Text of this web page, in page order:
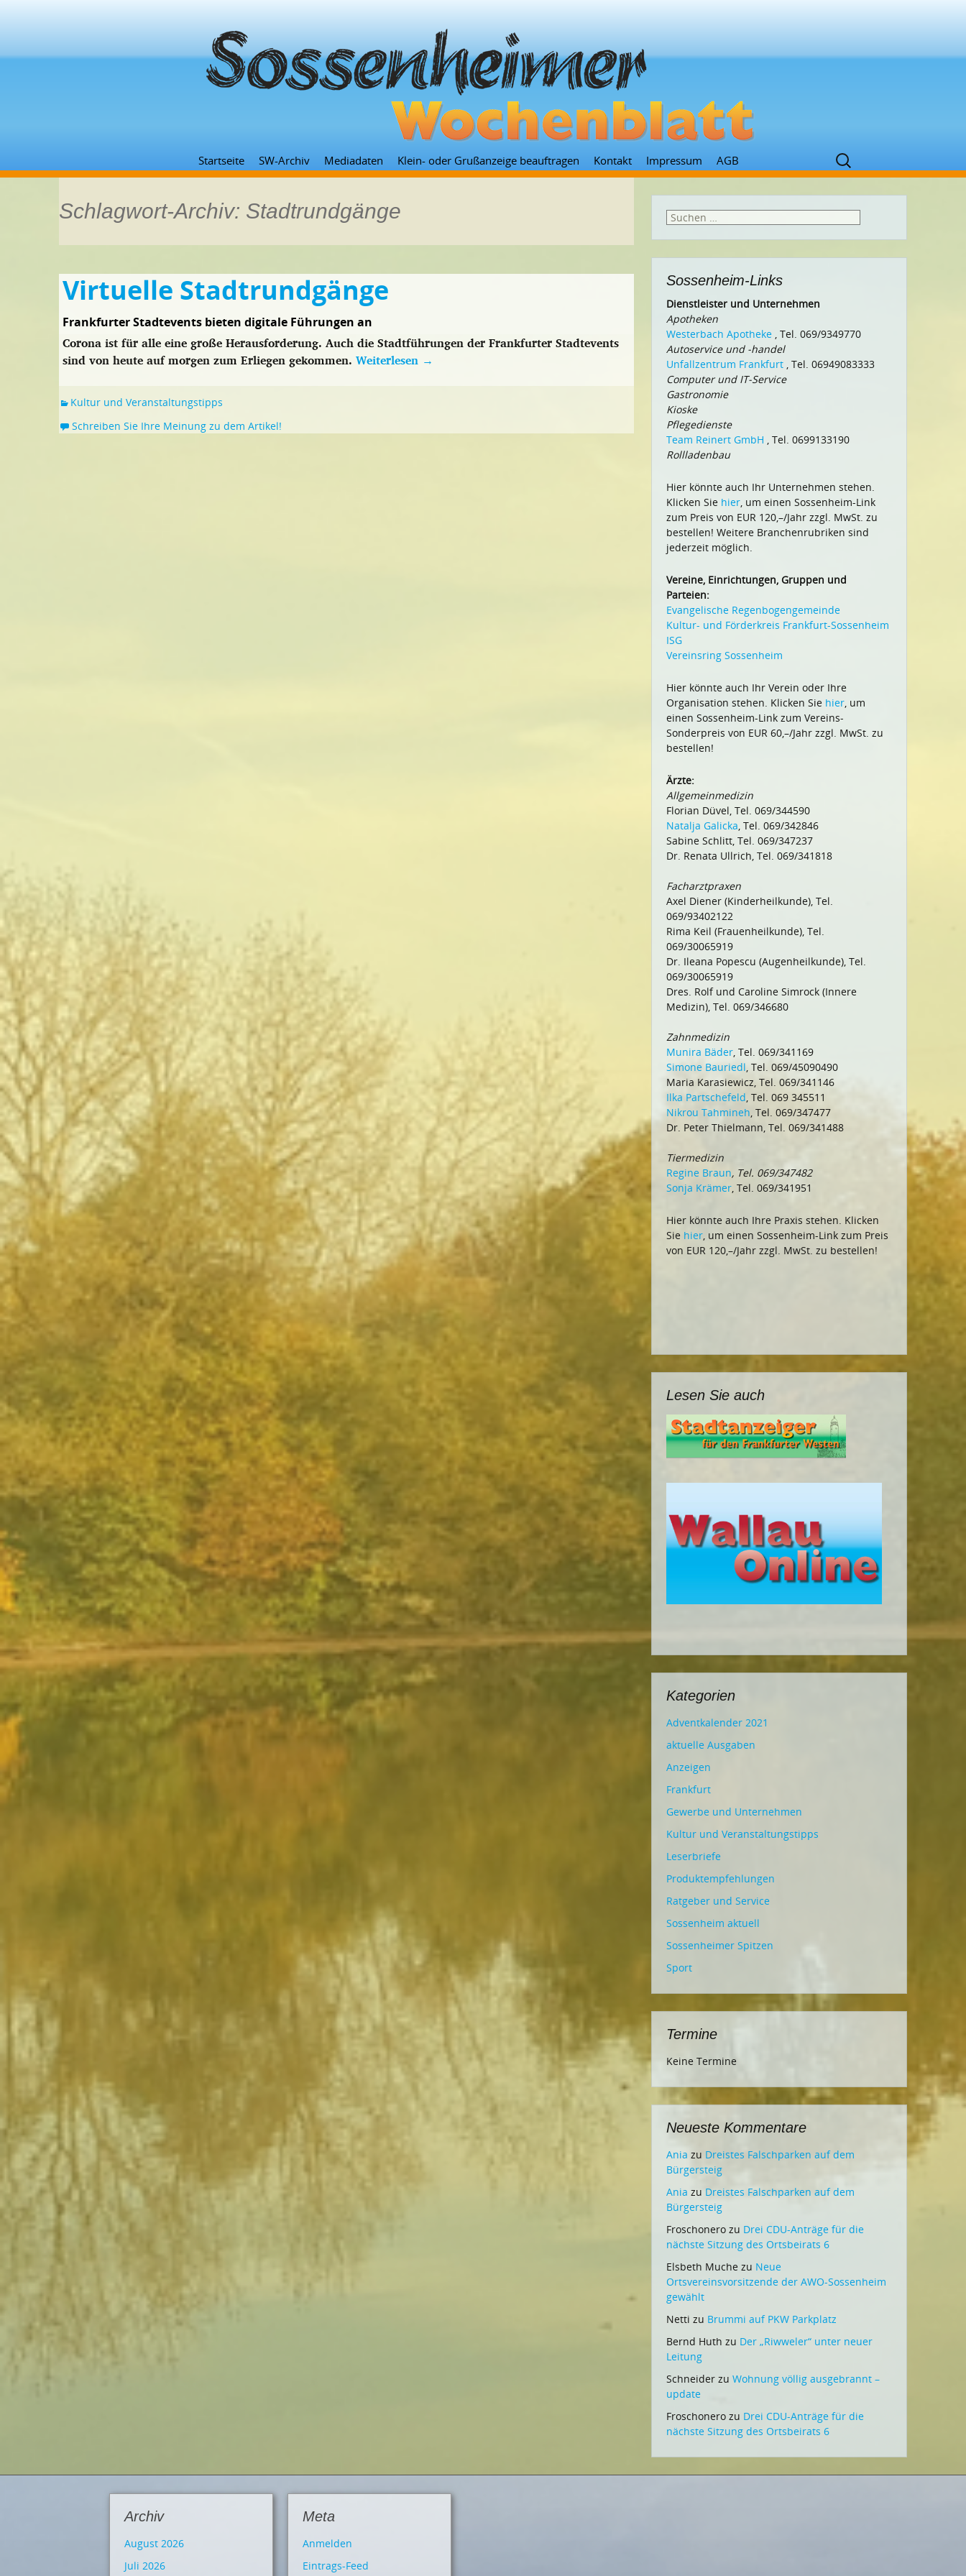
Zum
Inhalt
Startseite SW-Archiv Mediadaten Klein- oder Grußanzeige beauftragen Kontakt Impressum AGB
Suchen
nach:
Schlagwort-Archiv: Stadtrundgänge
Virtuelle Stadtrundgänge
Frankfurter Stadtevents bieten digitale Führungen an
Corona ist für alle eine große Herausforderung. Auch die Stadtführungen der Frankfurter Stadtevents
sind von heute auf morgen zum Erliegen gekommen. Weiterlesen →
Kultur und Veranstaltungstipps
Schreiben Sie Ihre Meinung zu dem Artikel!
Suchen
Sossenheim-Links
Dienstleister und Unternehmen
Apotheken
Westerbach Apotheke , Tel. 069/9349770
Autoservice und -handel
Unfallzentrum Frankfurt , Tel. 06949083333
Computer und IT-Service
Gastronomie
Kioske
Pflegedienste
Team Reinert GmbH , Tel. 0699133190
Rollladenbau
Hier könnte auch Ihr Unternehmen stehen.
Klicken Sie hier, um einen Sossenheim-Link
zum Preis von EUR 120,–/Jahr zzgl. MwSt. zu
bestellen! Weitere Branchenrubriken sind
jederzeit möglich.
Vereine, Einrichtungen, Gruppen und
Parteien:
Evangelische Regenbogengemeinde
Kultur- und Förderkreis Frankfurt-Sossenheim
ISG
Vereinsring Sossenheim
Hier könnte auch Ihr Verein oder Ihre
Organisation stehen. Klicken Sie hier, um
einen Sossenheim-Link zum Vereins-
Sonderpreis von EUR 60,–/Jahr zzgl. MwSt. zu
bestellen!
Ärzte:
Allgemeinmedizin
Florian Düvel, Tel. 069/344590
Natalja Galicka, Tel. 069/342846
Sabine Schlitt, Tel. 069/347237
Dr. Renata Ullrich, Tel. 069/341818
Facharztpraxen
Axel Diener (Kinderheilkunde), Tel.
069/93402122
Rima Keil (Frauenheilkunde), Tel.
069/30065919
Dr. Ileana Popescu (Augenheilkunde), Tel.
069/30065919
Dres. Rolf und Caroline Simrock (Innere
Medizin), Tel. 069/346680
Zahnmedizin
Munira Bäder, Tel. 069/341169
Simone Bauriedl, Tel. 069/45090490
Maria Karasiewicz, Tel. 069/341146
Ilka Partschefeld, Tel. 069 345511
Nikrou Tahmineh, Tel. 069/347477
Dr. Peter Thielmann, Tel. 069/341488
Tiermedizin
Regine Braun, Tel. 069/347482
Sonja Krämer, Tel. 069/341951
Hier könnte auch Ihre Praxis stehen. Klicken
Sie hier, um einen Sossenheim-Link zum Preis
von EUR 120,–/Jahr zzgl. MwSt. zu bestellen!
Lesen Sie auch
Kategorien
Adventkalender 2021
aktuelle Ausgaben
Anzeigen
Frankfurt
Gewerbe und Unternehmen
Kultur und Veranstaltungstipps
Leserbriefe
Produktempfehlungen
Ratgeber und Service
Sossenheim aktuell
Sossenheimer Spitzen
Sport
Termine
Keine Termine
Neueste Kommentare
Ania zu Dreistes Falschparken auf dem
Bürgersteig
Ania zu Dreistes Falschparken auf dem
Bürgersteig
Froschonero zu Drei CDU-Anträge für die
nächste Sitzung des Ortsbeirats 6
Elsbeth Muche zu Neue
Ortsvereinsvorsitzende der AWO-Sossenheim
gewählt
Netti zu Brummi auf PKW Parkplatz
Bernd Huth zu Der „Riwweler“ unter neuer
Leitung
Schneider zu Wohnung völlig ausgebrannt –
update
Froschonero zu Drei CDU-Anträge für die
nächste Sitzung des Ortsbeirats 6
Archiv
August 2026
Juli 2026
Meta
Anmelden
Eintrags-Feed